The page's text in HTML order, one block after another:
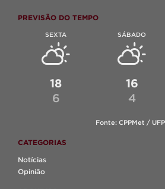
PREVISÃO DO TEMPO
SEXTA
18
6
SÁBADO
16
4
Fonte: CPPMet /
CATEGORIAS
Notícias
Opinião